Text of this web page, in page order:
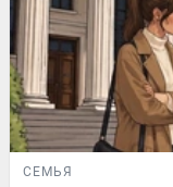
СЕМЬЯ